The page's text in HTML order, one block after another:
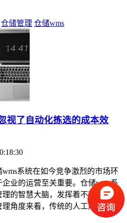
仓储管理 仓储wms
视了自动化拣选的成本效
系统在如今竞争激烈的市场环
业的运营至关重要。仓储wms系
的智慧大脑，发挥着不可替代的
角度来看，传统的人工库存管理